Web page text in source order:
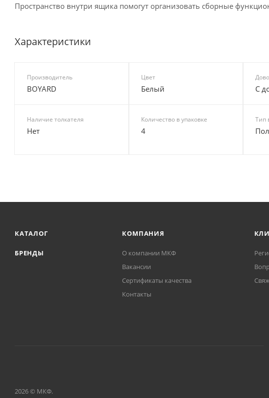
Пространство внутри ящика помогут организовать сборные
Характеристики
Производитель
BOYARD
Цвет
Белый С
Наличие толкателя
Нет
Количество в упаковке
4
Тип
КАТАЛОГ
БРЕНДЫ
КОМПАНИЯ
О компании МКФ
Вакансии
Сертификаты качества
Контакты
2026 © МКФ.